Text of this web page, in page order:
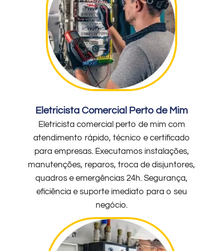
Eletricista Comercial Perto de Mim
Eletricista comercial perto de mim com
atendimento rápido, técnico e certificado
para empresas. Executamos instalações,
manutenções, reparos, troca de disjuntores,
quadros e emergências 24h. Segurança,
eficiência e suporte imediato para o seu
negócio.